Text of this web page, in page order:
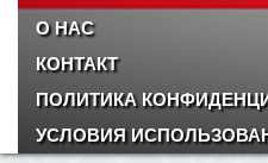
О НАС
КОНТАКТ
ПОЛИТИКА
УСЛОВИЯ